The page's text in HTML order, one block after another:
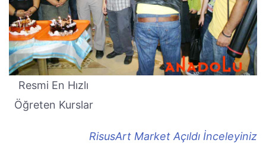
Resmi En Hızlı
Öğreten Kurslar
RisusArt Market Açıldı İnceleyiniz